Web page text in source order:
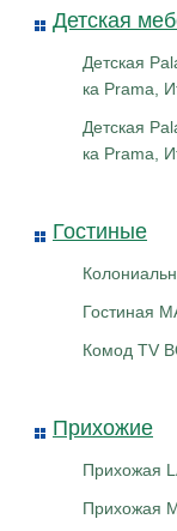
Детская
Детская
ка Prama,
Детская
ка Prama,
Гостиные
Гостиная
Комод TV
Прихожие
Прихожая
Прихожая